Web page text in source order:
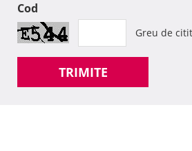
Cod
Greu de
TRIMITE